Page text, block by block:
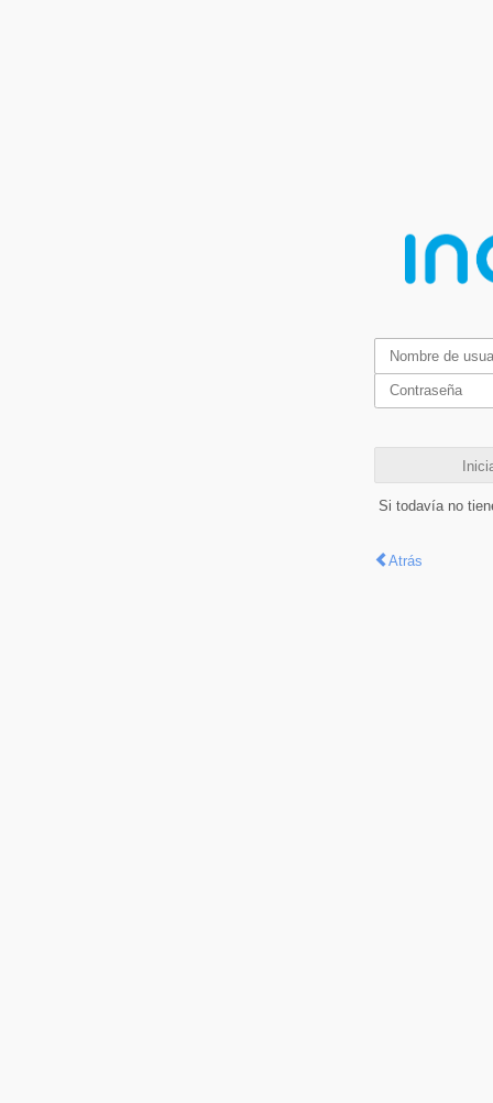
Si todavía no
Atrás